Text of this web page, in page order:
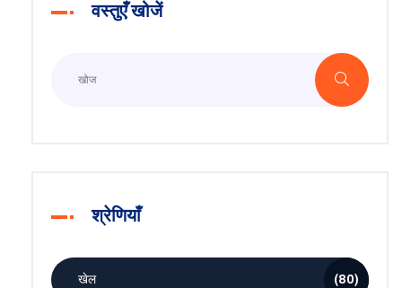
वस्तुएँ खोजें
श्रेणियाँ
खेल (80)